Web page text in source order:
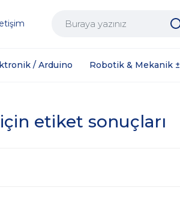
/ Arduino Robotik & Mekanik ±
etiket sonuçları